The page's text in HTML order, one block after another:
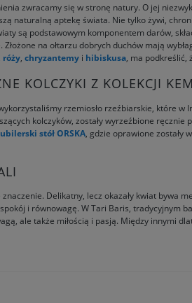
zwracamy się w stronę natury. O jej
naturalną aptekę świata. Nie tylko żywi,
są podstawowym komponentem darów,
na ołtarzu dobrych duchów mają
róży, chryzantemy i hibiskusa, ma podkreślić,
KOLCZYKI Z KOLEKCJI
rzemiosło rzeźbiarskie, które
kolczyków, zostały wyrzeźbione
stół ORSKA, gdzie oprawione zostały
Delikatny, lecz okazały kwiat bywa
i równowagę. W Tari Baris,
ale także miłością i pasją. Między innymi